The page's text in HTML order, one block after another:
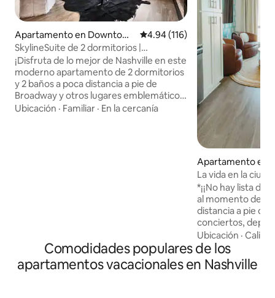
Apartamento en Downtown
Nashville
Calificación promedio: 4.94 de
4.94 (116)
SkylineSuite de 2 dormitorios |
Aparcamiento gratuito y a pie de
Broadway
¡Disfruta de lo mejor de Nashville en este
moderno apartamento de 2 dormitorios
y 2 baños a poca distancia a pie de
Broadway y otros lugares emblemáticos
de Nashville! Cada dormitorio está
la vida nocturna de la Ciudad de la
Música.
Ubicación · Familiar · En la cercanía
Apartamento en
n Nashville
La vida en la
*¡¡No hay lista de
al momento de la
distancia a pie de
conciertos,
Alójate en Sentral
minutos a pie de
pasos de los
rápido a
Ubicación ·
Comodidades populares de los
apartamentos vacacionales en Nashville